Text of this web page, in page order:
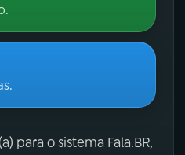
para o sistema Fala.BR,